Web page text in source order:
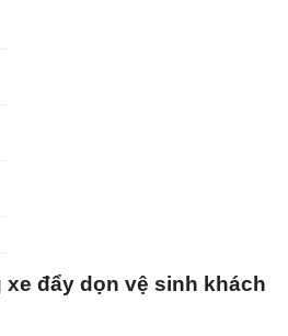
đẩy dọn vệ sinh khách